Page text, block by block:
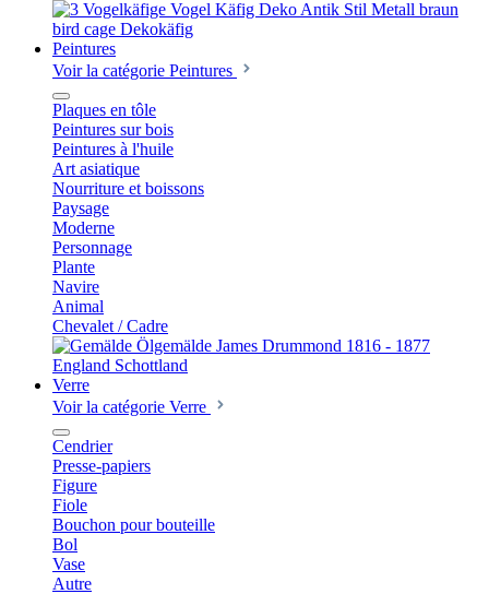
Peintures
Voir la catégorie Peintures
Plaques en tôle
Peintures sur bois
Peintures à l'huile
Art asiatique
Nourriture et boissons
Paysage
Moderne
Personnage
Plante
Navire
Animal
Chevalet / Cadre
Verre
Voir la catégorie Verre
Cendrier
Presse-papiers
Figure
Fiole
Bouchon pour bouteille
Bol
Vase
Autre